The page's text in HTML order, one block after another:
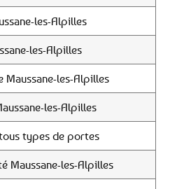
les-Alpilles
les-Alpilles
Maussane-les-Alpilles
les-Alpilles
types de portes
Maussane-les-Alpilles